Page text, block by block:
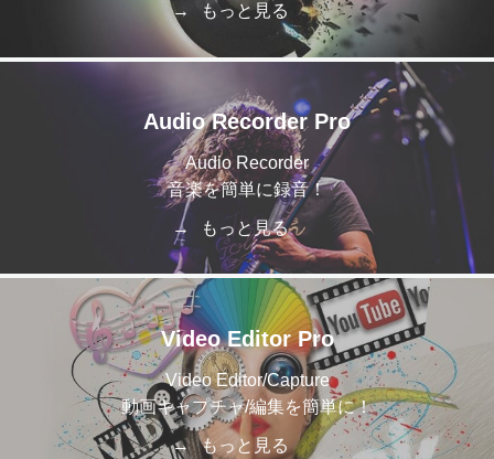
お問い合わせ
もっと見る
Audio Recorder Pro
Audio Recorder
音楽を簡単に録音！
もっと見る
Video Editor Pro
Video Editor/Capture
動画キャプチャ/編集を簡単に！
もっと見る